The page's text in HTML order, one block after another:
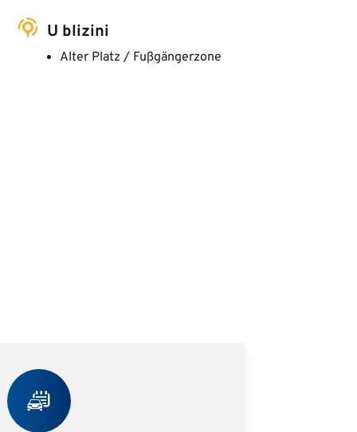
U blizini
Alter Platz / Fußgängerzone